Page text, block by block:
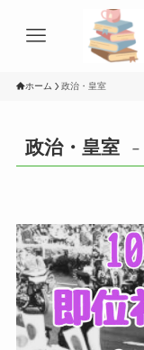
ホーム 政治・皇室
政治・皇室 –